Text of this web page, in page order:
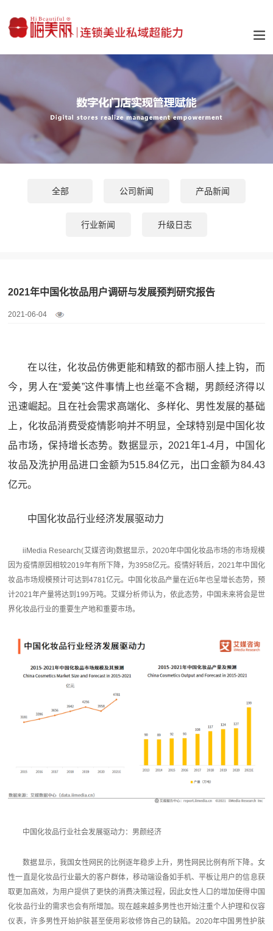
全部 公司新闻 产品新闻
行业新闻 升级日志
2021年中国化妆品用户调研与发展预判研究报告
2021-06-04
在以往，化妆品仿佛更能和精致的都市丽人挂上钩，而
今，男人在“爱美”这件事情上也丝毫不含糊，男颜经济得以
迅速崛起。且在社会需求高端化、多样化、男性发展的基础
上，化妆品消费受疫情影响并不明显，全球特别是中国化妆
品市场，保持增长态势。数据显示，2021年1-4月，中国化
妆品及洗护用品进口金额为515.84亿元，出口金额为84.43
亿元。
中国化妆品行业经济发展驱动力
iiMedia Research(艾媒咨询)数据显示，2020年中国化妆品市场的市场规模
因为疫情原因相较2019年有所下降，为3958亿元。疫情好转后，2021年中国化
妆品市场规模预计可达到4781亿元。中国化妆品产量在近6年也呈增长态势，预
计2021年产量将达到199万吨。艾媒分析师认为，依此态势，中国未来将会是世
界化妆品行业的重要生产地和重要市场。
中国化妆品行业社会发展驱动力：男颜经济
数据显示，我国女性网民的比例逐年稳步上升，男性网民比例有所下降。女
性一直是化妆品行业最大的客户群体，移动端设备如手机、平板让用户的信息获
取更加高效，为用户提供了更快的消费决策过程，因此女性人口的增加使得中国
化妆品行业的需求也会有所增加。现在越来越多男性也开始注重个人护理和仪容
仪表，许多男性开始护肤甚至使用彩妆修饰自己的缺陷。2020年中国男性护肤